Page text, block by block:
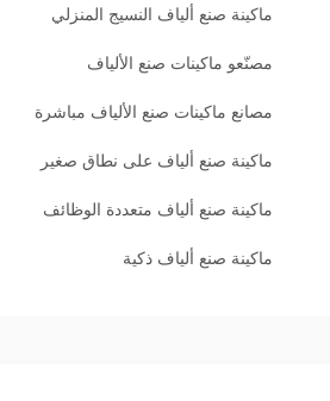
ماكينة صنع ألياف النسيج المنزلي
مصنّعو ماكينات صنع الألياف
مصانع ماكينات صنع الألياف مباشرة
ماكينة صنع ألياف على نطاق صغير
ماكينة صنع ألياف متعددة الوظائف
ماكينة صنع ألياف ذكية